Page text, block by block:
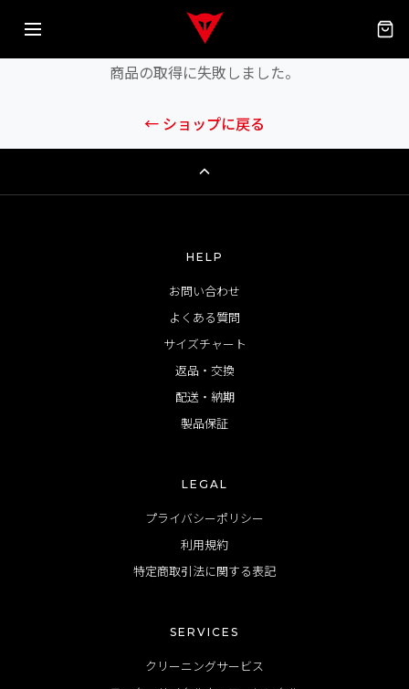
エラーが発生しました
商品の取得に失敗しました。
← ショップに戻る
HELP
お問い合わせ
よくある質問
サイズチャート
返品・交換
配送・納期
製品保証
LEGAL
プライバシーポリシー
利用規約
特定商取引法に関する表記
SERVICES
クリーニングサービス